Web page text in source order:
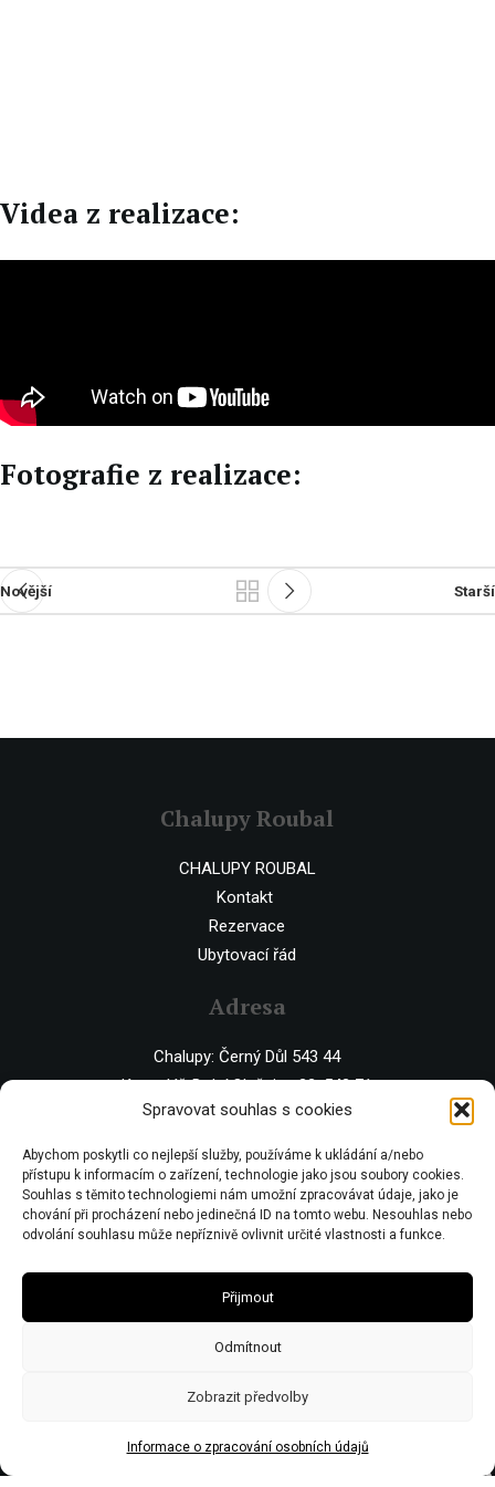
Spravovat souhlas s cookies
Abychom poskytli co nejlepší služby, používáme k ukládání a/nebo
přístupu k informacím o zařízení, technologie jako jsou soubory cookies.
Souhlas s těmito technologiemi nám umožní zpracovávat údaje, jako je
chování při procházení nebo jedinečná ID na tomto webu. Nesouhlas nebo
odvolání souhlasu může nepříznivě ovlivnit určité vlastnosti a funkce.
Přijmout
Odmítnout
Zobrazit předvolby
Informace o zpracování osobních údajů
Videa z realizace:
Fotografie z realizace:
Novější Starší
Chalupy Roubal
CHALUPY ROUBAL
Kontakt
Rezervace
Ubytovací řád
Adresa
Chalupy: Černý Důl 543 44
Kancelář: Dolní Olešnice 32, 543 71
č.j.Ž/2578/08/Ry21953/3